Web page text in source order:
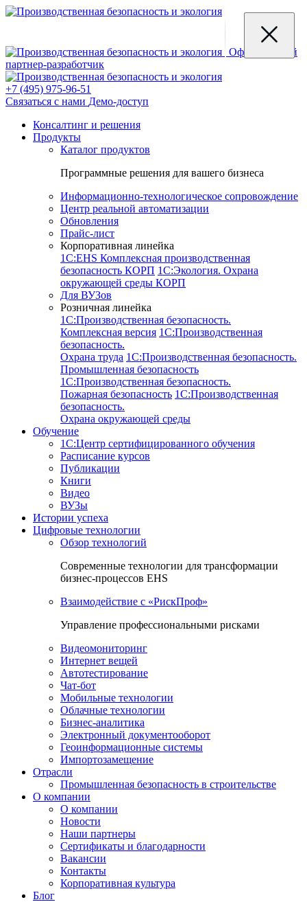
Официальный
партнер-разработчик
+7 (495) 975-96-51
Связаться с нами Демо-доступ
Консалтинг и решения
Продукты
Каталог продуктов
Программные решения для вашего бизнеса
Информационно-технологическое сопровождение
Центр реальной автоматизации
Обновления
Прайс-лист
Корпоративная линейка
1С:EHS Комплексная производственная
безопасность КОРП 1С:Экология. Охрана
окружающей среды КОРП
Для ВУЗов
Розничная линейка
1C:Производственная безопасность.
Комплексная версия 1C:Производственная
безопасность.
Охрана труда 1C:Производственная безопасность.
Промышленная безопасность
1C:Производственная безопасность.
Пожарная безопасность 1C:Производственная
безопасность.
Охрана окружающей среды
Обучение
1C:Центр сертифицированного обучения
Расписание курсов
Публикации
Книги
Видео
ВУЗы
Истории успеха
Цифровые технологии
Обзор технологий
Современные технологии для трансформации
бизнес-процессов EHS
Взаимодействие с «РискПроф»
Управление профессиональными рисками
Видеомониторинг
Интернет вещей
Автотестирование
Чат-бот
Мобильные технологии
Облачные технологии
Бизнес-аналитика
Электронный документооборот
Геоинформационные системы
Импортозамещение
Отрасли
Промышленная безопасность в строительстве
О компании
О компании
Новости
Наши партнеры
Сертификаты и благодарности
Вакансии
Контакты
Корпоративная культура
Блог